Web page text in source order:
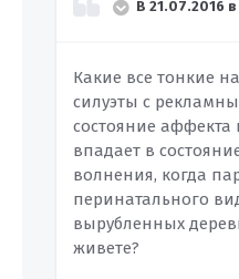
В 21.07.2016
Какие все тонкие
силуэты с
состояние аффекта
впадает в
волнения, когда
перинатального
вырубленных
живете?